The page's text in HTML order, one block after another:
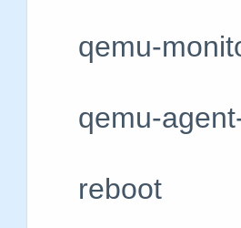
qemu-
qemu-
reboot